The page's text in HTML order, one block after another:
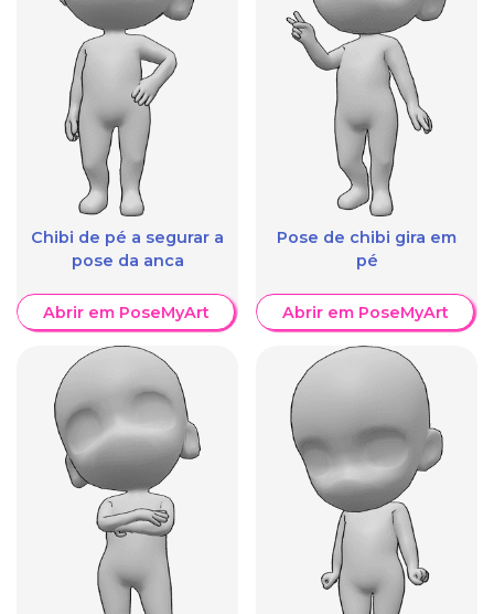
Chibi de pé a segurar a
pose da anca
Abrir em PoseMyArt
Pose de chibi gira em
pé
Abrir em PoseMyArt